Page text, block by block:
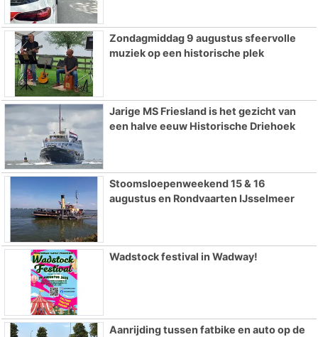
Zondagmiddag 9 augustus sfeervolle
muziek op een historische plek
Jarige MS Friesland is het gezicht van
een halve eeuw Historische Driehoek
Stoomsloepenweekend 15 & 16
augustus en Rondvaarten IJsselmeer
Wadstock festival in Wadway!
Aanrijding tussen fatbike en auto op de